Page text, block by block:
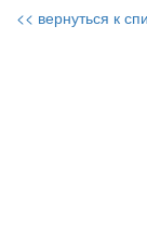
<< вернуться к